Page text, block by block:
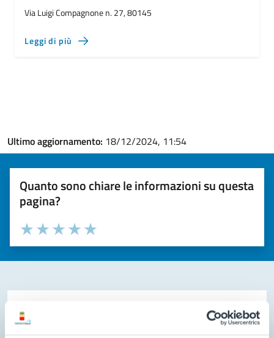
Via Luigi Compagnone n. 27, 80145
Leggi di più
Ultimo aggiornamento: 18/12/2024, 11:54
Quanto sono chiare le informazioni su questa
pagina?
Valuta la chiarezza delle informazioni (da 1 a 5 stelle)
Seleziona il numero di stelle per valutare la chiarezza delle
Valuta 5 stelle su 5
Valuta 4 stelle su 5
Valuta 3 stelle su 5
Valuta 2 stelle su 5
Valuta 1 stelle su 5
Contatta il comune